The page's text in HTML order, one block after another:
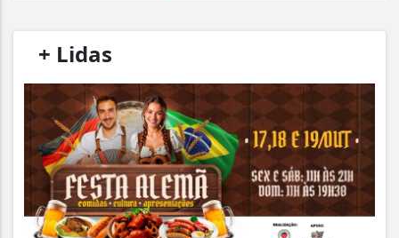
+ Lidas